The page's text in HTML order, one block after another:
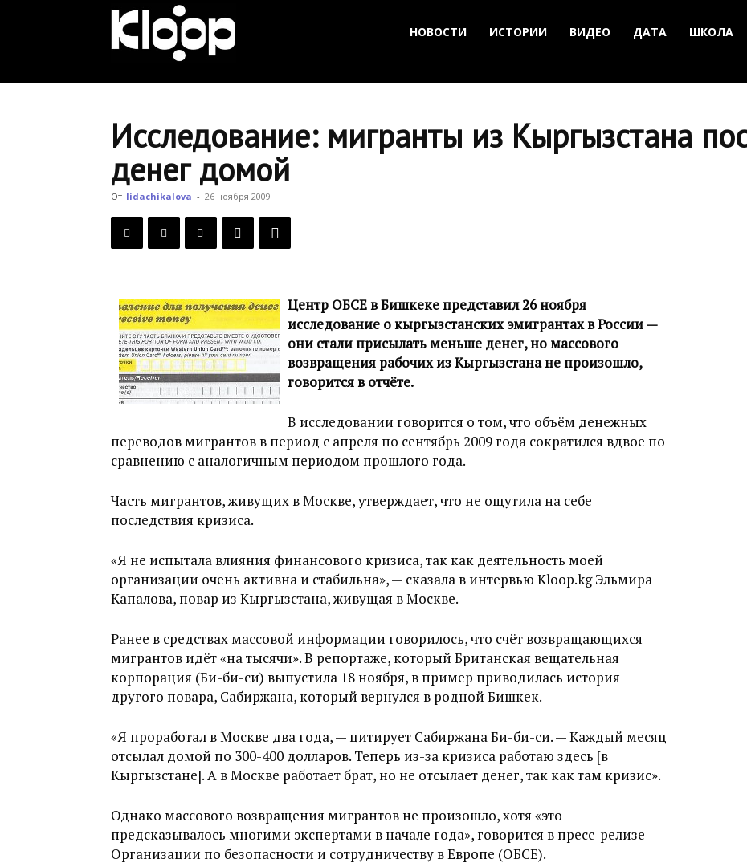
Новости
Кыргызстана
НОВОСТИ ИСТОРИИ ВИДЕО ДАТА ШКОЛА
Исследование: мигранты из Кыргызстана
денег домой
От lidachikalova - 26 ноября 2009
Центр ОБСЕ в Бишкеке представил 26 ноября
исследование о кыргызстанских эмигрантах в России —
они стали присылать меньше денег, но массового
возвращения рабочих из Кыргызстана не произошло,
говорится в отчёте.
В исследовании говорится о том, что объём денежных
переводов мигрантов в период с апреля по сентябрь 2009 года сократился вдвое по
сравнению с аналогичным периодом прошлого года.
Часть мигрантов, живущих в Москве, утверждает, что не ощутила на себе
последствия кризиса.
«Я не испытала влияния финансового кризиса, так как деятельность моей
организации очень активна и стабильна», — сказала в интервью Kloop.kg Эльмира
Капалова, повар из Кыргызстана, живущая в Москве.
Ранее в средствах массовой информации говорилось, что счёт возвращающихся
мигрантов идёт «на тысячи». В репортаже, который Британская вещательная
корпорация (Би-би-си) выпустила 18 ноября, в пример приводилась история
другого повара, Сабиржана, который вернулся в родной Бишкек.
«Я проработал в Москве два года, — цитирует Сабиржана Би-би-си. — Каждый месяц
отсылал домой по 300-400 долларов. Теперь из-за кризиса работаю здесь [в
Кыргызстане]. А в Москве работает брат, но не отсылает денег, так как там кризис».
Однако массового возвращения мигрантов не произошло, хотя «это
предсказывалось многими экспертами в начале года», говорится в пресс-релизе
Организации по безопасности и сотрудничеству в Европе (ОБСЕ).